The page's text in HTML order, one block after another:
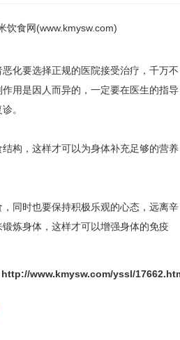
化要选择正规的医院接受治疗，千万不
用是因人而异的，一定要在医生的指导
。
构，这样才可以为身体补充足够的营养
同时也要保持积极乐观的心态，远离辛
炼身体，这样才可以增强身体的免疫
http://www.kmysw.com/yssl/